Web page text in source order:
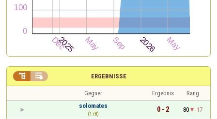
ERGEBNISSE
 
Gegner Ergebnis
Rang
solomates
(178)
0 - 2 80
-17